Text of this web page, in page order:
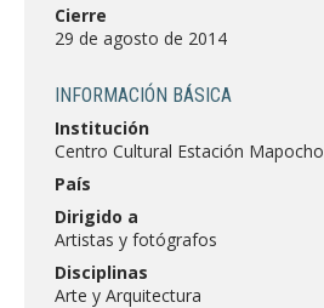
Estudiantes
Académicas/os
Cierre
29 de agosto de 2014
INFORMACIÓN BÁSICA
Institución
Centro Cultural Estación Mapocho
País
Dirigido a
Artistas y fotógrafos
Disciplinas
Arte y Arquitectura